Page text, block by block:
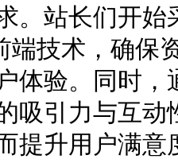
。站长们开
端技术，确
体验。同时
吸引力与互
提升用户满意